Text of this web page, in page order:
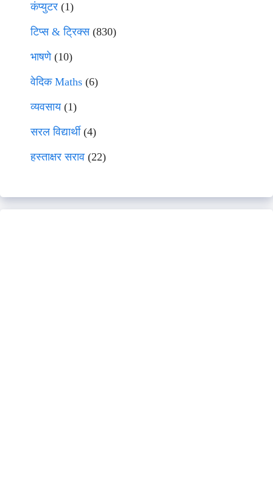
कंप्युटर (1)
टिप्स & ट्रिक्स(830)
भाषणे(10)
वेदिक Maths (6)
व्यवसाय(1)
सरल विद्यार्थी(4)
हस्ताक्षर सराव (22)